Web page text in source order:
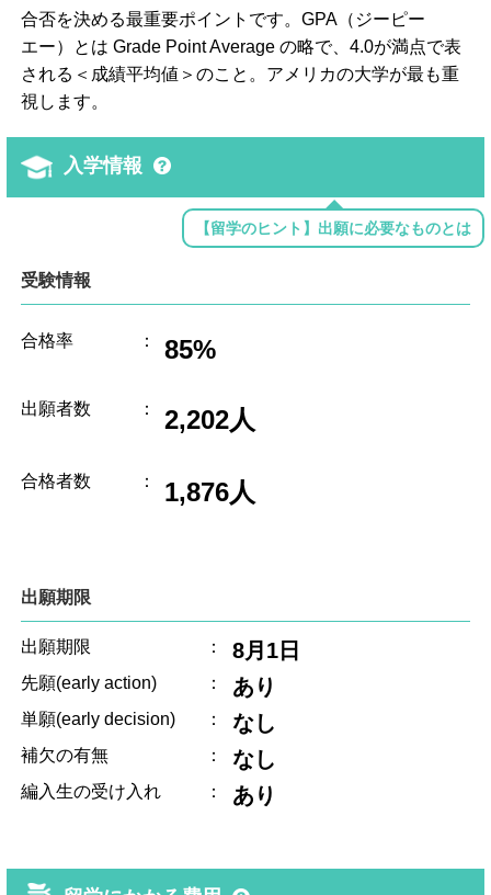
合否を決める最重要ポイントです。GPA（ジーピー
エー）とは Grade Point Average の略で、4.0が満点で表
される＜成績平均値＞のこと。アメリカの大学が最も重
視します。
入学情報
【留学のヒント】出願に必要なものとは
受験情報
合格率 ： 85%
出願者数 ： 2,202人
合格者数 ： 1,876人
出願期限
出願期限 ： 8月1日
先願(early action) ： あり
単願(early decision) ： なし
補欠の有無 ： なし
編入生の受け入れ ： あり